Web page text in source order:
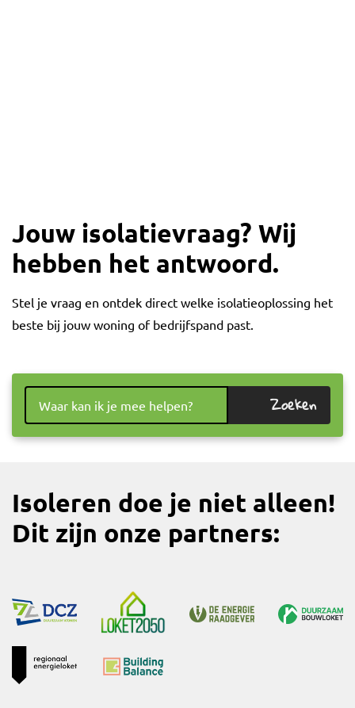
Jouw isolatievraag? Wij
hebben het antwoord.
Stel je vraag en ontdek direct welke isolatieoplossing het
beste bij jouw woning of bedrijfspand past.
Zoeken
Isoleren doe je niet alleen!
Dit zijn onze partners: